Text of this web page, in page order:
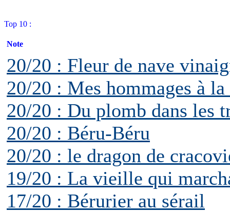
Top 10 :
Note
20/20 : Fleur de nave
20/20 : Mes hommages à
20/20 : Du plomb dans les
20/20 : Béru-Béru
20/20 : le dragon de
19/20 : La vieille qui
17/20 : Bérurier au sérail